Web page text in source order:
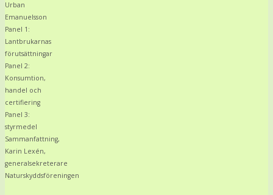
Urban
Emanuelsson
Panel 1:
Lantbrukarnas
förutsättningar
Panel 2:
Konsumtion,
handel och
certifiering
Panel 3:
styrmedel
Sammanfattning,
Karin Lexén,
generalsekreterare
Naturskyddsföreningen